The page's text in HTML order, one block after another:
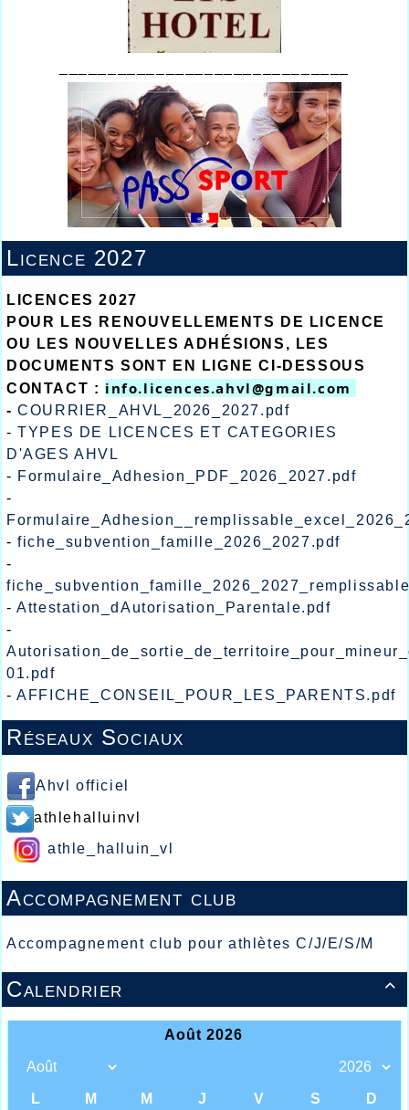
Licence 2027
LICENCES 2027
POUR LES RENOUVELLEMENTS DE LICENCE
OU LES NOUVELLES ADHÉSIONS, LES
DOCUMENTS SONT EN LIGNE CI-DESSOUS
CONTACT : info.licences.ahvl@gmail.com
-COURRIER_AHVL_2026_2027.pdf
-TYPES DE LICENCES ET CATEGORIES
D'AGES AHVL
- Formulaire_Adhesion_PDF_2026_2027.pdf
-
-fiche_subvention_famille_2026_2027.pdf
-
-Attestation_dAutorisation_Parentale.pdf
-
01.pdf
-AFFICHE_CONSEIL_POUR_LES_PARENTS.pdf
Réseaux Sociaux
Ahvl officiel
athlehalluinvl
athle_halluin_vl
Accompagnement club
Accompagnement club pour athlètes C/J/E/S/M

Calendrier